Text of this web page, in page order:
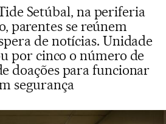
Setúbal, na periferia
parentes se reúnem
de notícias. Unidade
por cinco o número de
doações para funcionar
segurança